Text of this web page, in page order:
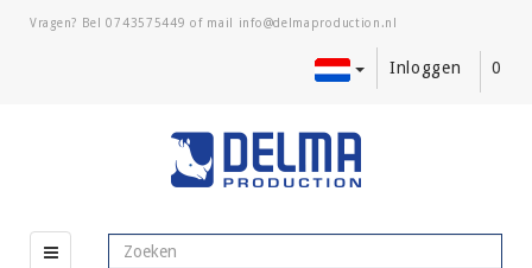
Vragen? Bel0743575449 of mail
Inloggen 0